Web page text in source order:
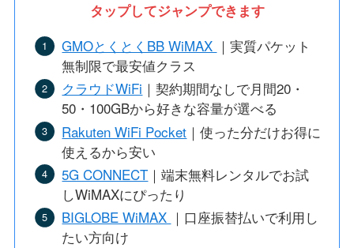
タップしてジャンプできます
GMOとくとくBB WiMAX ｜実質パケット
無制限で最安値クラス
クラウドWiFi ｜契約期間なしで月間20・
50・100GBから好きな容量が選べる
Rakuten WiFi Pocket ｜使った分だけお得に
使えるから安い
5G CONNECT ｜端末無料レンタルでお試
しWiMAXにぴったり
BIGLOBE WiMAX ｜口座振替払いで利用し
たい方向け